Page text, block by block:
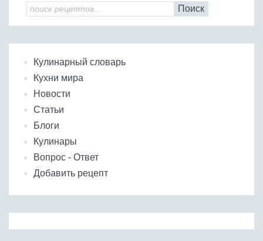
Поиск
Кулинарный словарь
Кухни мира
Новости
Статьи
Блоги
Кулинары
Вопрос - Ответ
Добавить рецепт